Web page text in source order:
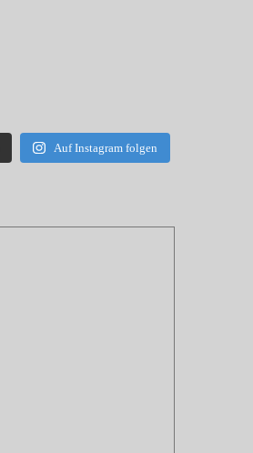
Auf Instagram folgen